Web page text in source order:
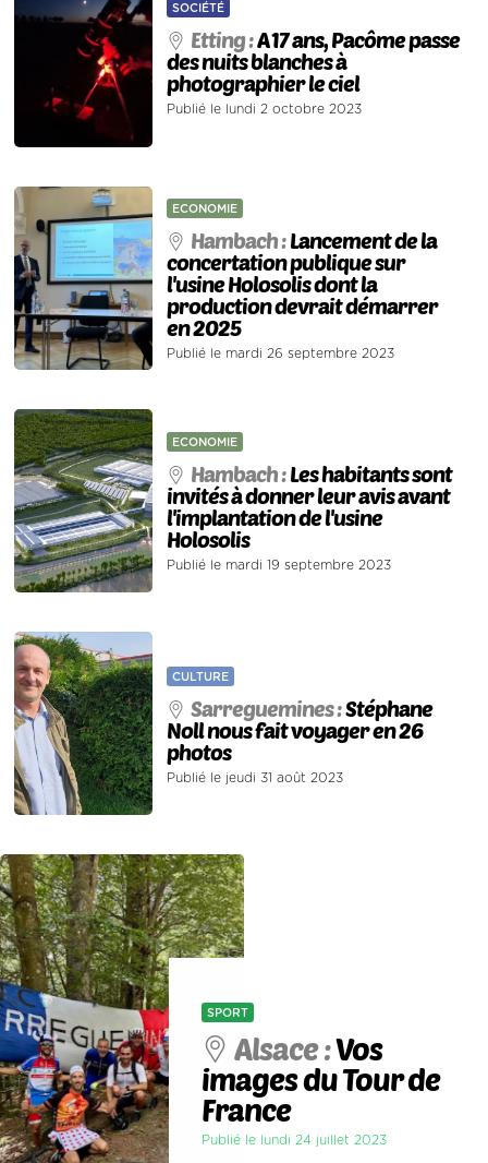
SOCIÉTÉ
Etting :A 17 ans, Pacôme passe
des nuits blanches à
photographier le ciel
Publié le lundi 2 octobre 2023
ECONOMIE
Hambach :Lancement de la
concertation publique sur
l'usine Holosolis dont la
production devrait démarrer
en 2025
Publié le mardi 26 septembre 2023
ECONOMIE
Hambach :Les habitants sont
invités à donner leur avis avant
l'implantation de l'usine
Holosolis
Publié le mardi 19 septembre 2023
CULTURE
Sarreguemines :Stéphane
Noll nous fait voyager en 26
photos
Publié le jeudi 31 août 2023
SPORT
Alsace :Vos
images du Tour de
France
Publié le lundi 24 juillet 2023